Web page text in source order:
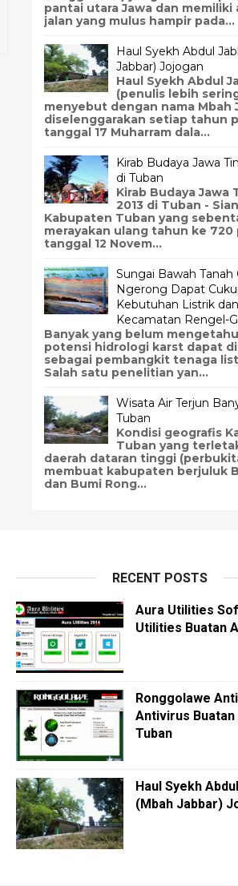
pantai utara Jawa dan memiliki
jalan yang mulus hampir pada...
Haul Syekh Abdul
Jabbar) Jojogan
Haul Syekh Abdul
(penulis lebih
menyebut dengan nama Mbah
diselenggarakan setiap tahun
tanggal 17 Muharram dala...
Kirab Budaya Jawa
di Tuban
Kirab Budaya Jawa
2013 di Tuban -
Kabupaten Tuban yang
merayakan ulang tahun ke 720
tanggal 12 Novem...
Sungai Bawah Tanah
Ngerong Dapat
Kebutuhan Listrik
Kecamatan Rengel-
Banyak yang belum
potensi hidrologi karst dapat
sebagai pembangkit tenaga
Salah satu penelitian yan...
Wisata Air Terjun
Tuban
Kondisi geografis
Tuban yang
daerah dataran tinggi
membuat kabupaten berjuluk
dan Bumi Rong...
RECENT POSTS
Aura Utilities
Utilities Buatan
Ronggolawe
Antivirus Buatan
Tuban
Haul Syekh
(Mbah Jabbar)